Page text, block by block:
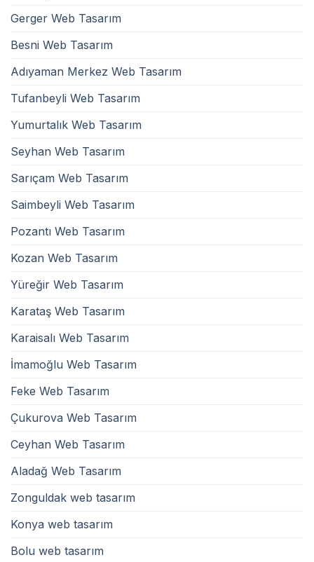
Gerger Web Tasarım
Besni Web Tasarım
Adıyaman Merkez Web Tasarım
Tufanbeyli Web Tasarım
Yumurtalık Web Tasarım
Seyhan Web Tasarım
Sarıçam Web Tasarım
Saimbeyli Web Tasarım
Pozantı Web Tasarım
Kozan Web Tasarım
Yüreğir Web Tasarım
Karataş Web Tasarım
Karaisalı Web Tasarım
İmamoğlu Web Tasarım
Feke Web Tasarım
Çukurova Web Tasarım
Ceyhan Web Tasarım
Aladağ Web Tasarım
Zonguldak web tasarım
Konya web tasarım
Bolu web tasarım